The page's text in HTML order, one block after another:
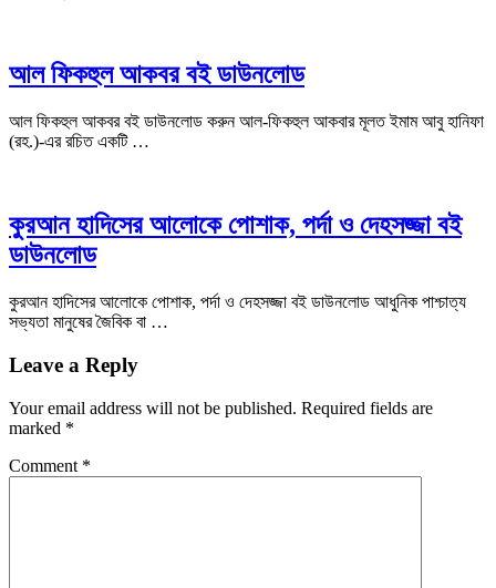
আল ফিকহুল আকবর বই ডাউনলোড
আল ফিকহুল আকবর বই ডাউনলোড করুন আল-ফিকহুল আকবার মূলত ইমাম আবু হানিফা
(রহ.)-এর রচিত একটি …
কুরআন হাদিসের আলোকে পোশাক, পর্দা ও দেহসজ্জা বই
ডাউনলোড
কুরআন হাদিসের আলোকে পোশাক, পর্দা ও দেহসজ্জা বই ডাউনলোড আধুনিক পাশ্চাত্য
সভ্যতা মানুষের জৈবিক বা …
Leave a Reply
Your email address will not be published. Required fields are
marked *
Comment *